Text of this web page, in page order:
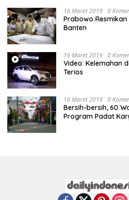
16 Maret 2019 0
Prabowo
Banten
16 Maret 2019 0
Video: Kelemahan
Terios
16 Maret 2019 0
Bersih-bersih, 60
Program Padat